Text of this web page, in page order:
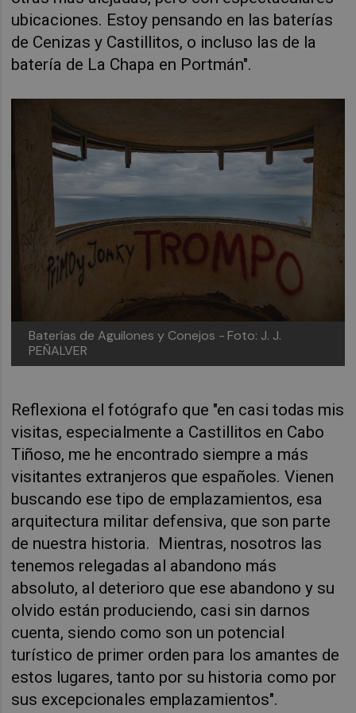
ubicaciones. Estoy pensando en las baterías
de Cenizas y Castillitos, o incluso las de la
batería de La Chapa en Portmán".
Baterías de Aguilones y Conejos - Foto: J. J.
PEÑALVER
Reflexiona el fotógrafo que "en casi todas mis
visitas, especialmente a Castillitos en Cabo
Tiñoso, me he encontrado siempre a más
visitantes extranjeros que españoles. Vienen
buscando ese tipo de emplazamientos, esa
arquitectura militar defensiva, que son parte
de nuestra historia. Mientras, nosotros las
tenemos relegadas al abandono más
absoluto, al deterioro que ese abandono y su
olvido están produciendo, casi sin darnos
cuenta, siendo como son un potencial
turístico de primer orden para los amantes de
estos lugares, tanto por su historia como por
sus excepcionales emplazamientos".